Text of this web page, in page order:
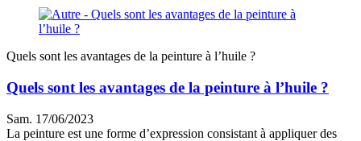
Quels sont les avantages de la peinture à l’huile ?
Quels sont les avantages de la peinture à l’huile ?
Sam. 17/06/2023
La peinture est une forme d’expression consistant à appliquer des